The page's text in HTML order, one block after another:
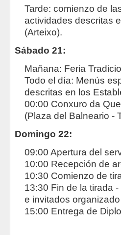
Tarde: comienzo de
actividades descritas
(Arteixo).
Sábado 21:
Mañana: Feria
Todo el día: Menús
descritas en los
00:00 Conxuro da
(Plaza del Balneario -
Domingo 22:
09:00 Apertura del
10:00 Recepción de
10:30 Comienzo de
13:30 Fin de la tirada
e invitados
15:00 Entrega de